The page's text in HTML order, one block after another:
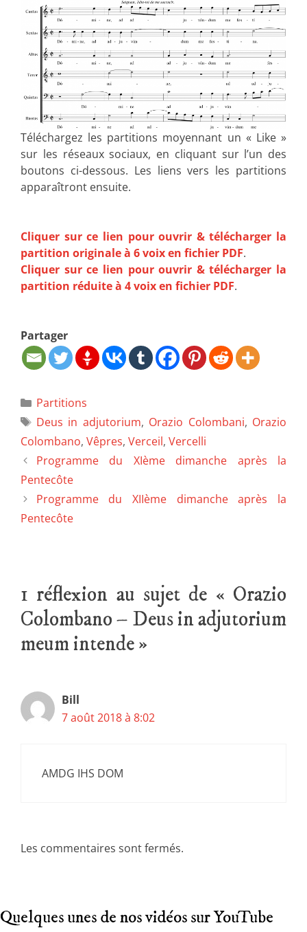
Téléchargez les partitions moyennant un « Like »
sur les réseaux sociaux, en cliquant sur l’un des
boutons ci-dessous. Les liens vers les partitions
apparaîtront ensuite.
Cliquer sur ce lien pour ouvrir & télécharger la
partition originale à 6 voix en fichier PDF.
Cliquer sur ce lien pour ouvrir & télécharger la
partition réduite à 4 voix en fichier PDF.
Partager
Partitions
Deus in adjutorium, Orazio Colombani, Orazio
Colombano, Vêpres, Verceil, Vercelli
Programme du XIème dimanche après la
Pentecôte
Programme du XIIème dimanche après la
Pentecôte
1 réflexion au sujet de « Orazio
Colombano – Deus in adjutorium
meum intende »
Bill
7 août 2018 à 8:02
AMDG IHS DOM
Les commentaires sont fermés.
Quelques unes de nos vidéos sur YouTube